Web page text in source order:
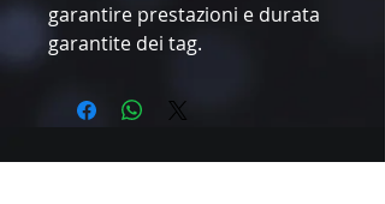
garantire prestazioni e durata
garantite dei tag.